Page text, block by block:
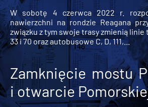
W sobotę 4 czerwca 2022 r.
nawierzchni na rondzie Reagana
związku z tym swoje trasy zmienią linie
33 i 70 oraz autobusowe C, D, 111,...
Zamknięcie mostu
i otwarcie